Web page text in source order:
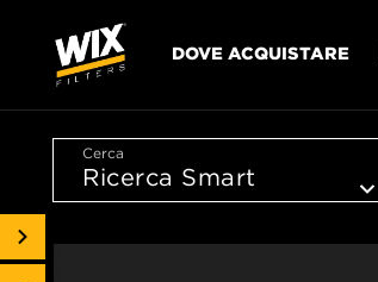
DOVE ACQUISTARE
Cerca